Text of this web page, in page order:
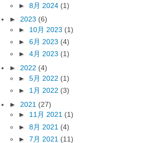
► 8月 2024 (1)
► 2023 (6)
► 10月 2023 (1)
► 6月 2023 (4)
► 4月 2023 (1)
► 2022 (4)
► 5月 2022 (1)
► 1月 2022 (3)
► 2021 (27)
► 11月 2021 (1)
► 8月 2021 (4)
► 7月 2021 (11)